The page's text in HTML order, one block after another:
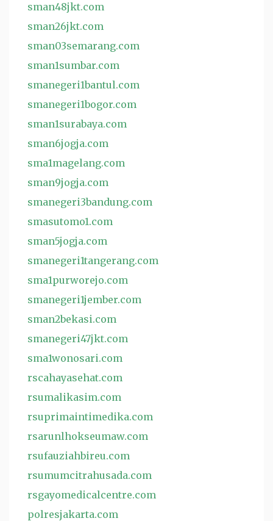
sman48jkt.com
sman26jkt.com
sman03semarang.com
sman1sumbar.com
smanegeri1bantul.com
smanegeri1bogor.com
sman1surabaya.com
sman6jogja.com
sma1magelang.com
sman9jogja.com
smanegeri3bandung.com
smasutomo1.com
sman5jogja.com
smanegeri1tangerang.com
sma1purworejo.com
smanegeri1jember.com
sman2bekasi.com
smanegeri47jkt.com
sma1wonosari.com
rscahayasehat.com
rsumalikasim.com
rsuprimaintimedika.com
rsarunlhokseumaw.com
rsufauziahbireu.com
rsumumcitrahusada.com
rsgayomedicalcentre.com
polresjakarta.com